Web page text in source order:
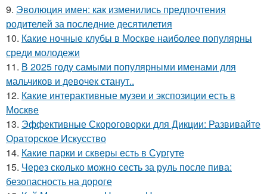
9. Эволюция имен: как изменились предпочтения
родителей за последние десятилетия
10. Какие ночные клубы в Москве наиболее популярны
среди молодежи
11. В 2025 году самыми популярными именами для
мальчиков и девочек станут..
12. Какие интерактивные музеи и экспозиции есть в
Москве
13. Эффективные Скороговорки для Дикции: Развивайте
Ораторское Искусство
14. Какие парки и скверы есть в Сургуте
15. Через сколько можно сесть за руль после пива:
безопасность на дороге